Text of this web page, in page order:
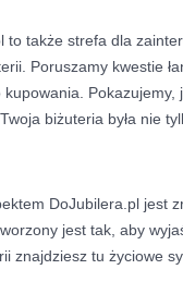
to także strefa dla
Poruszamy kwestie
kupowania.
biżuteria była nie
DoJubilera.pl jest
jest tak, aby
znajdziesz tu życiowe